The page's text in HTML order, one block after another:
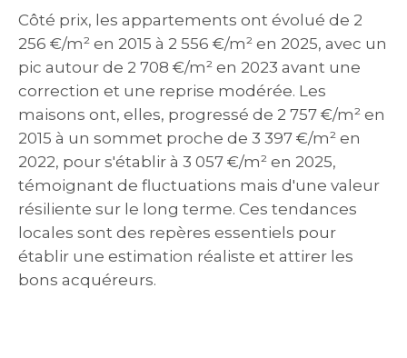
Côté prix, les appartements ont évolué de 2
256 €/m² en 2015 à 2 556 €/m² en 2025, avec un
pic autour de 2 708 €/m² en 2023 avant une
correction et une reprise modérée. Les
maisons ont, elles, progressé de 2 757 €/m² en
2015 à un sommet proche de 3 397 €/m² en
2022, pour s'établir à 3 057 €/m² en 2025,
témoignant de fluctuations mais d'une valeur
résiliente sur le long terme. Ces tendances
locales sont des repères essentiels pour
établir une estimation réaliste et attirer les
bons acquéreurs.